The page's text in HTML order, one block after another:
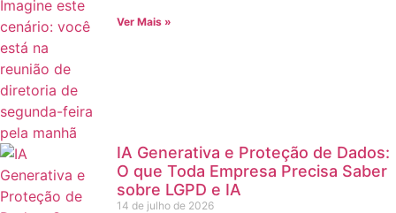
Ver Mais »
IA Generativa e Proteção de Dados:
O que Toda Empresa Precisa Saber
sobre LGPD e IA
14 de julho de 2026